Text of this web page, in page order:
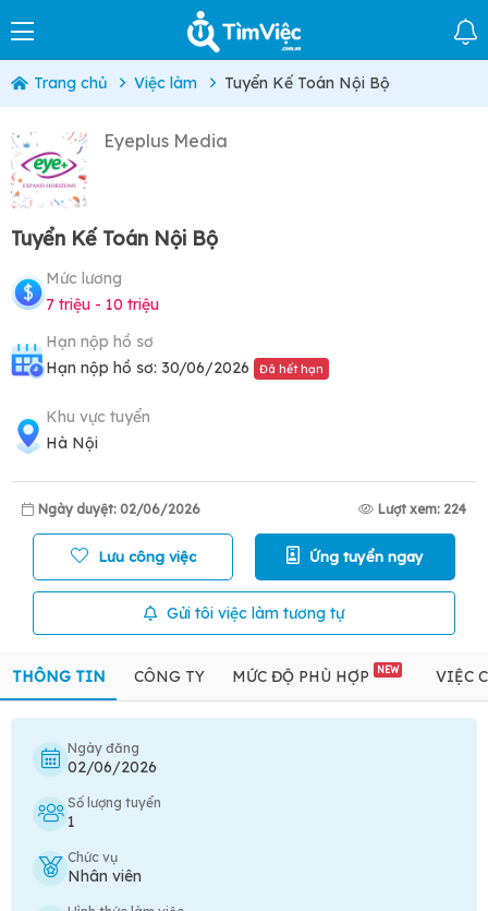
Trang chủ Việc làm Tuyển Kế Toán Nội Bộ
Eyeplus Media
Tuyển Kế Toán Nội Bộ
Mức lương
7 triệu - 10 triệu
Hạn nộp hồ sơ
Hạn nộp hồ sơ: 30/06/2026
Đã hết hạn
Khu vực tuyển
Hà Nội
Ngày duyệt: 02/06/2026 Lượt xem: 224
Lưu công việc Ứng tuyển ngay
Gửi tôi việc làm tương tự
THÔNG TIN CÔNG TY MỨC ĐỘ PHÙ HỢP NEW VIỆC
Ngày đăng
02/06/2026
Số lượng tuyển
1
Chức vụ
Nhân viên